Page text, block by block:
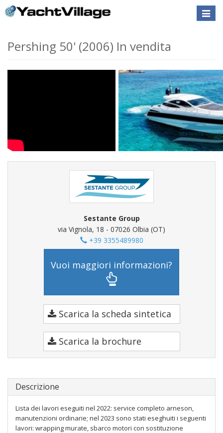
Toggle
Pershing 50' (2006) In vendita
Sestante Group
via Vignola, 18 - 07026 Olbia (OT)
+39 3355489980
Vuoi maggiori informazioni?
Scarica la scheda sintetica
Scarica la brochure
Descrizione
Lista dei lavori eseguiti nel 2022: service completo arneson,
manutenzioni ordinarie; nel 2023 sono stati eseghuiti i seguenti
lavori: wrapping murate, sbarco motori con sostituzione